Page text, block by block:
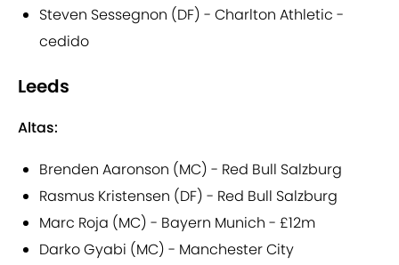
Steven Sessegnon (DF) - Charlton Athletic -
cedido
Leeds
Altas:
Brenden Aaronson (MC) - Red Bull Salzburg
Rasmus Kristensen (DF) - Red Bull Salzburg
Marc Roja (MC) - Bayern Munich - £12m
Darko Gyabi (MC) - Manchester City